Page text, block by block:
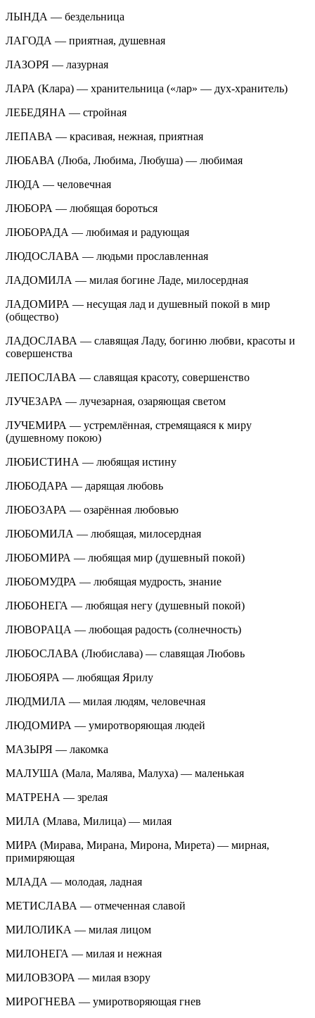
ЛЫНДА — бездельница
ЛАГОДА — приятная, душевная
ЛАЗОРЯ — лазурная
ЛАРА (Клара) — хранительница («лар» — дух-хранитель)
ЛЕБЕДЯНА — стройная
ЛЕПАВА — красивая, нежная, приятная
ЛЮБАВА (Люба, Любима, Любуша) — любимая
ЛЮДА — человечная
ЛЮБОРА — любящая бороться
ЛЮБОРАДА — любимая и радующая
ЛЮДОСЛАВА — людьми прославленная
ЛАДОМИЛА — милая богине Ладе, милосердная
ЛАДОМИРА — несущая лад и душевный покой в мир
(общество)
ЛАДОСЛАВА — славящая Ладу, богиню любви, красоты и
совершенства
ЛЕПОСЛАВА — славящая красоту, совершенство
ЛУЧЕЗАРА — лучезарная, озаряющая светом
ЛУЧЕМИРА — устремлённая, стремящаяся к миру
(душевному покою)
ЛЮБИСТИНА — любящая истину
ЛЮБОДАРА — дарящая любовь
ЛЮБОЗАРА — озарённая любовью
ЛЮБОМИЛА — любящая, милосердная
ЛЮБОМИРА — любящая мир (душевный покой)
ЛЮБОМУДРА — любящая мудрость, знание
ЛЮБОНЕГА — любящая негу (душевный покой)
ЛЮBOPAЦА — любощая радость (солнечность)
ЛЮБОСЛАВА (Любислава) — славящая Любовь
ЛЮБОЯРА — любящая Ярилу
ЛЮДМИЛА — милая людям, человечная
ЛЮДОМИРА — умиротворяющая людей
МАЗЫРЯ — лакомка
МАЛУША (Мала, Малява, Малуха) — маленькая
МАТРЕНА — зрелая
МИЛА (Млава, Милица) — милая
МИРА (Мирава, Мирана, Мирона, Мирета) — мирная,
примиряющая
МЛАДА — молодая, ладная
МЕТИСЛАВА — отмеченная славой
МИЛОЛИКА — милая лицом
МИЛОНЕГА — милая и нежная
МИЛОВЗОРА — милая взору
МИРОГНЕВА — умиротворяющая гнев